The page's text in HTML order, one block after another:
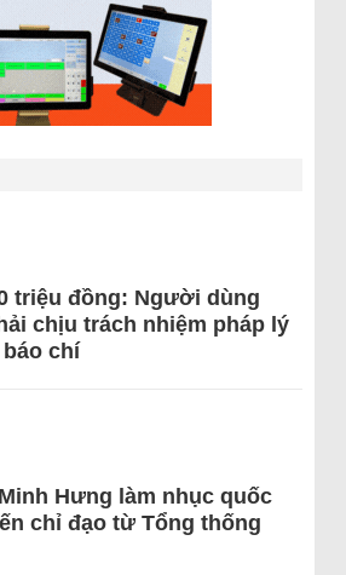
triệu đồng: Người dùng
chịu trách nhiệm pháp lý
chí
Hưng làm nhục quốc
chỉ đạo từ Tổng thống